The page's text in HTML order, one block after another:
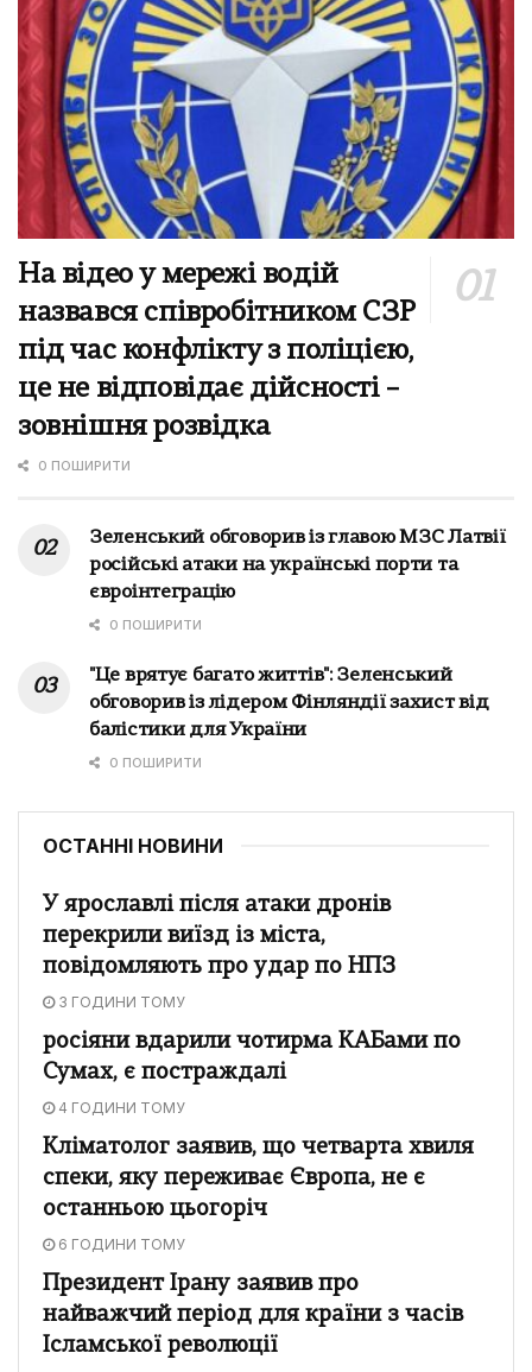
На відео у мережі водій
назвався співробітником СЗР
під час конфлікту з поліцією,
це не відповідає дійсності –
зовнішня розвідка
0 ПОШИРИТИ
Зеленський обговорив із главою МЗС Латвії
російські атаки на українські порти та
євроінтеграцію
0 ПОШИРИТИ
"Це врятує багато життів": Зеленський
обговорив із лідером Фінляндії захист від
балістики для України
0 ПОШИРИТИ
ОСТАННІ НОВИНИ
У ярославлі після атаки дронів
перекрили виїзд із міста,
повідомляють про удар по НПЗ
3 ГОДИНИ ТОМУ
росіяни вдарили чотирма КАБами по
Сумах, є постраждалі
4 ГОДИНИ ТОМУ
Кліматолог заявив, що четварта хвиля
спеки, яку переживає Європа, не є
останньою цьогоріч
6 ГОДИНИ ТОМУ
Президент Ірану заявив про
найважчий період для країни з часів
Ісламської революції